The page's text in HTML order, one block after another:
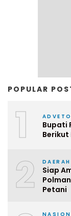
POPULAR
1
Bupati
2 DAERAH
Siap
Petani